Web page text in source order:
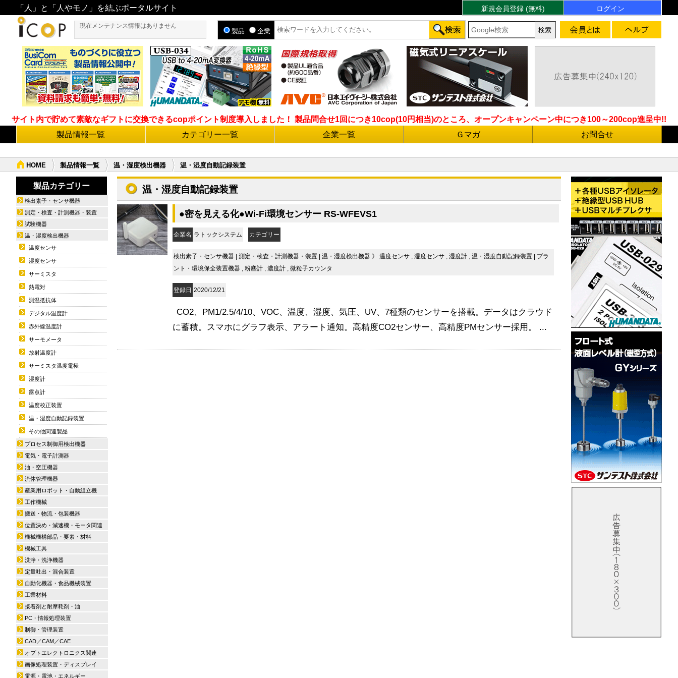
「人」と「人やモノ」を結ぶポータルサイト ログイン
新規会員登録 (無料)
現在メンテナンス情報はありません
製品 企業
サイト内で貯めて素敵なギフトに交換できるcopポイント制度導入しました！ 製品問合せ1回につき10cop(10円相当)のところ、オープンキャンペーン中につき100～200cop進呈中!!
製品情報一覧
カテゴリー一覧 企業一覧 Ｇマガ お問合せ
HOME 製品情報一覧 温・湿度検出機器 温・湿度自動記録装置
温・湿度自動記録装置
●密を見える化●Wi-Fi環境センサー RS-WFEVS1
企業名 ラトックシステム カテゴリー
検出素子・センサ機器 | 測定・検査・計測機器・装置 | 温・湿度検出機器 》 温度センサ 湿度センサ 湿度計 温・湿度自動記録装置 | プラ
ント・環境保全装置機器
粉塵計 濃度計 微粒子カウンタ
登録日 2020/12/21
CO2、PM1/2.5/4/10、VOC、温度、湿度、気圧、UV、7種類のセンサーを搭載。データはクラウド
に蓄積。スマホにグラフ表示、アラート通知。高精度CO2センサー、高精度PMセンサー採用。 ...
製品カテゴリー
検出素子・センサ機器
測定・検査・計測機器・装置
試験機器
温・湿度検出機器
温度センサ
湿度センサ
サーミスタ
熱電対
測温抵抗体
デジタル温度計
赤外線温度計
サーモメータ
放射温度計
サーミスタ温度電極
湿度計
露点計
温度校正装置
温・湿度自動記録装置
その他関連製品
プロセス制御用検出機器
電気・電子計測器
油・空圧機器
流体管理機器
産業用ロボット・自動組立機
工作機械
搬送・物流・包装機器
位置決め・減速機・モータ関連
機械機構部品・要素・材料
機械工具
洗浄・洗浄機器
定量吐出・混合装置
自動化機器・食品機械装置
工業材料
接着剤と耐摩耗剤・油
PC・情報処理装置
制御・管理装置
CAD／CAM／CAE
オプトエレクトロニクス関連
画像処理装置・ディスプレイ
電源・電池・エネルギー